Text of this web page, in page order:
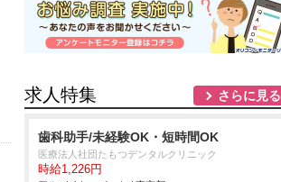
求人特集 さらに見る
歯科助手/未経験OK・短時間OK
医療法人社団たもつデンタルクリニック
時給1,226円